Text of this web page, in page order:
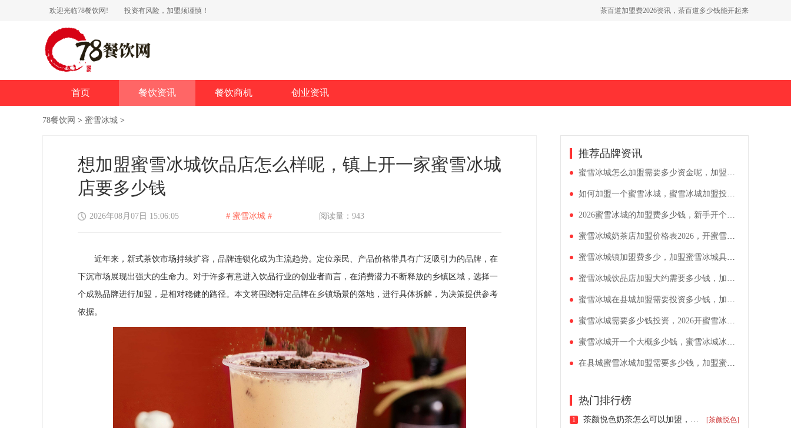
欢迎光临78餐饮网! 投资有风险，加盟须谨慎！ 茶百道加盟费2026资讯，茶百道多少钱能开起来
首页 餐饮资讯 餐饮商机 创业资讯
78餐饮网 > 蜜雪冰城 >
想加盟蜜雪冰城饮品店怎么样呢，镇上开一家蜜雪冰城
店要多少钱
2026年08月07日 15:06:05 # 蜜雪冰城 # 阅读量：943
近年来，新式茶饮市场持续扩容，品牌连锁化成为主流趋势。定位亲民、产品价格带具有广泛吸引力的品牌，在
下沉市场展现出强大的生命力。对于许多有意进入饮品行业的创业者而言，在消费潜力不断释放的乡镇区域，选择一
个成熟品牌进行加盟，是相对稳健的路径。本文将围绕特定品牌在乡镇场景的落地，进行具体拆解，为决策提供参考
依据。
推荐品牌资讯
蜜雪冰城怎么加盟需要多少资金呢，加盟蜜雪冰城加盟费多少钱
如何加盟一个蜜雪冰城，蜜雪冰城加盟投资费用多少
2026蜜雪冰城的加盟费多少钱，新手开个奶茶店要多少钱
蜜雪冰城奶茶店加盟价格表2026，开蜜雪冰城多久能回本
蜜雪冰城镇加盟费多少，加盟蜜雪冰城具体费用
蜜雪冰城饮品店加盟大约需要多少钱，加盟蜜雪冰城有什么条件
蜜雪冰城在县城加盟需要投资多少钱，加盟蜜雪冰城条件有哪些
蜜雪冰城需要多少钱投资，2026开蜜雪冰城店加盟费是多少
蜜雪冰城开一个大概多少钱，蜜雪冰城冰淇淋加盟费用
在县城蜜雪冰城加盟需要多少钱，加盟蜜雪冰城要多少万钱
热门排行榜
1 茶颜悦色奶茶怎么可以加盟，茶颜悦色在县城加盟费多少钱一个月 [茶颜悦色]